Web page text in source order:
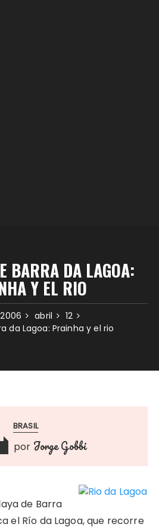
BARRA DA LAGOA:
Y EL RIO
2006 abril
12
da Lagoa: Prainha y el rio
BRASIL
por Jorge Gobbi
de Barra
el Río da Lagoa, que recorre